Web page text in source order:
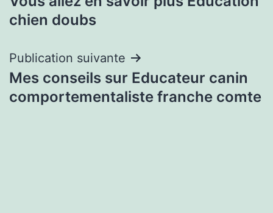
de
chien doubs
Publication suivante
Mes conseils sur Educateur canin
comportementaliste franche comte